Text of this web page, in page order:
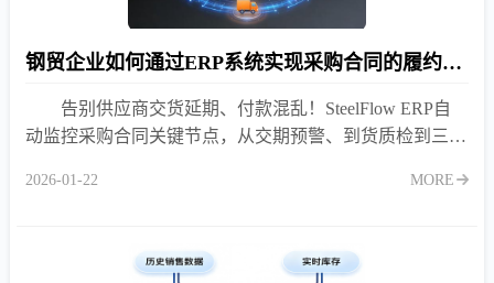
钢贸企业如何通过ERP系统实现采购合同的履约跟踪？
告别供应商交货延期、付款混乱！SteelFlow ERP自
动监控采购合同关键节点，从交期预警、到货质检到三单
行。
2026-01-22 MORE